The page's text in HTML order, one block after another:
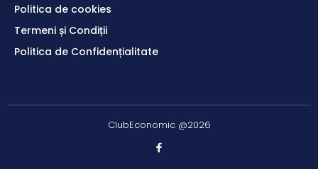
Politica de cookies
Termeni și Condiții
Politica de Confidențialitate
ClubEconomic @2026